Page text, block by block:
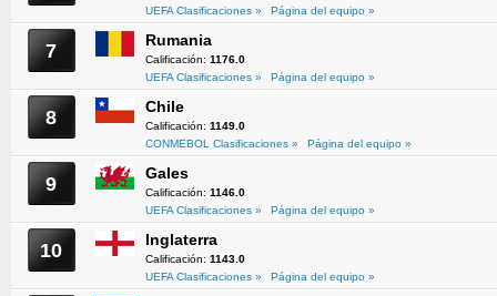
UEFA Clasificaciones »
Página del equipo »
7 Rumania
Calificación: 1176.0
UEFA Clasificaciones »
Página del equipo »
8 Chile
Calificación: 1149.0
CONMEBOL Clasificaciones »
Página del equipo »
9 Gales
Calificación: 1146.0
UEFA Clasificaciones »
Página del equipo »
10 Inglaterra
Calificación: 1143.0
UEFA Clasificaciones »
Página del equipo »